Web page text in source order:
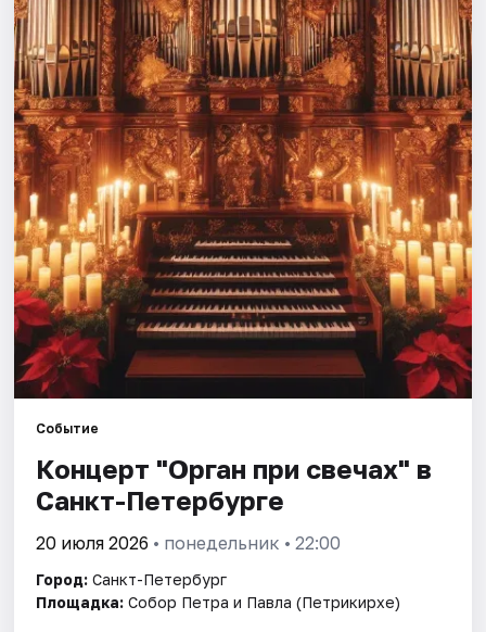
Города
Площадки
Артисты
Рейтинги
Событие
Концерт "Орган при свечах" в
Санкт-Петербурге
20 июля 2026 • понедельник • 22:00
Город: Санкт-Петербург
Площадка: Собор Петра и Павла (Петрикирхе)